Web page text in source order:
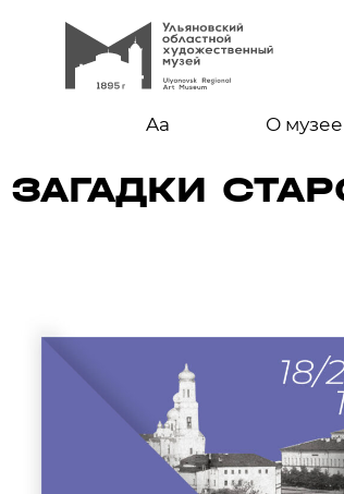
Aa О музее
ЗАГАДКИ